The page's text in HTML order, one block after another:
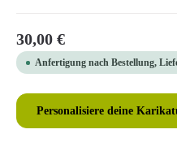
Regulärer Preis:
30,00 €
Anfertigung nach Bestellung,
Personalisiere deine